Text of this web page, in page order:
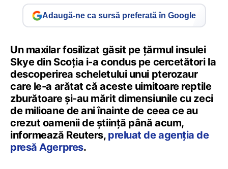
Adaugă-ne ca sursă preferată în Google
Un maxilar fosilizat găsit pe ţărmul insulei
Skye din Scoţia i-a condus pe cercetători la
descoperirea scheletului unui pterozaur
care le-a arătat că aceste uimitoare reptile
zburătoare şi-au mărit dimensiunile cu zeci
de milioane de ani înainte de ceea ce au
crezut oamenii de ştiinţă până acum,
informează Reuters, preluat de agenția de
presă Agerpres.